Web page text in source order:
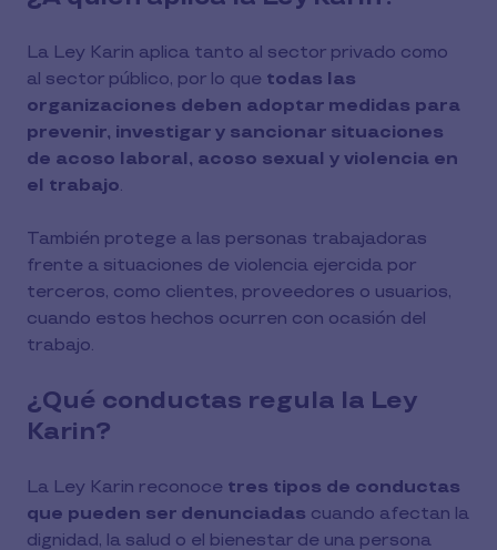
La Ley Karin aplica tanto al sector privado como
al sector público, por lo que todas las
organizaciones deben adoptar medidas para
prevenir, investigar y sancionar situaciones
de acoso laboral, acoso sexual y violencia en
el trabajo.
También protege a las personas trabajadoras
frente a situaciones de violencia ejercida por
terceros, como clientes, proveedores o usuarios,
cuando estos hechos ocurren con ocasión del
trabajo.
¿Qué conductas regula la Ley
Karin?
La Ley Karin reconoce tres tipos de conductas
que pueden ser denunciadas cuando afectan la
dignidad, la salud o el bienestar de una persona